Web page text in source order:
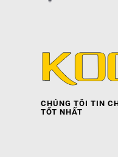
CHÚNG TÔI TIN
TỐT NHẤT